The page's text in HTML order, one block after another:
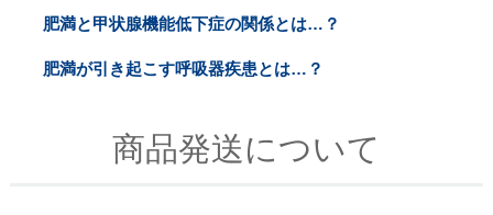
肥満と甲状腺機能低下症の関係とは…？
肥満が引き起こす呼吸器疾患とは…？
商品発送について